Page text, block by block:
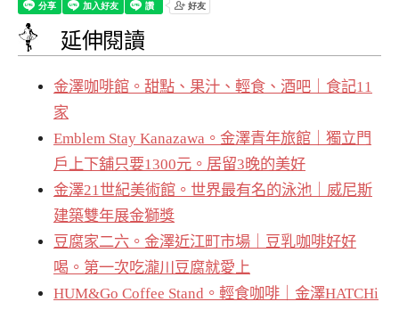
延伸閱讀
金澤咖啡館。甜點、果汁、輕食、酒吧｜食記11
家
Emblem Stay Kanazawa。金澤青年旅館｜獨立門
戶上下舖只要1300元。居留3晚的美好
金澤21世紀美術館。世界最有名的泳池｜威尼斯
建築雙年展金獅獎
豆腐家二六。金澤近江町市場｜豆乳咖啡好好
喝。第一次吃瀧川豆腐就愛上
HUM&Go Coffee Stand。輕食咖啡｜金澤HATCHi